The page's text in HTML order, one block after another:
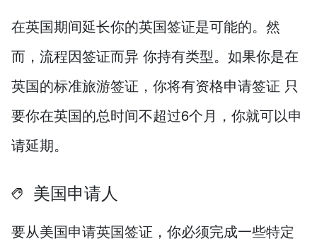
在英国期间延长你的英国签证是可能的。然
而，流程因签证而异 你持有类型。如果你是在
英国的标准旅游签证，你将有资格申请签证 只
要你在英国的总时间不超过6个月，你就可以申
请延期。
美国申请人
要从美国申请英国签证，你必须完成一些特定